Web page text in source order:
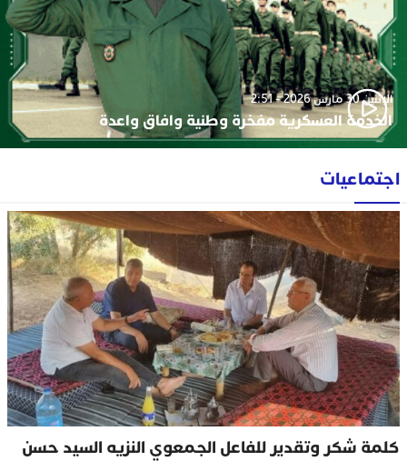
الإثنين 30 مارس 2026 - 2:51
الخدمة العسكرية مفخرة وطنية وافاق واعدة
اجتماعيات
كلمة شكر وتقدير للفاعل الجمعوي النزيه السيد حسن